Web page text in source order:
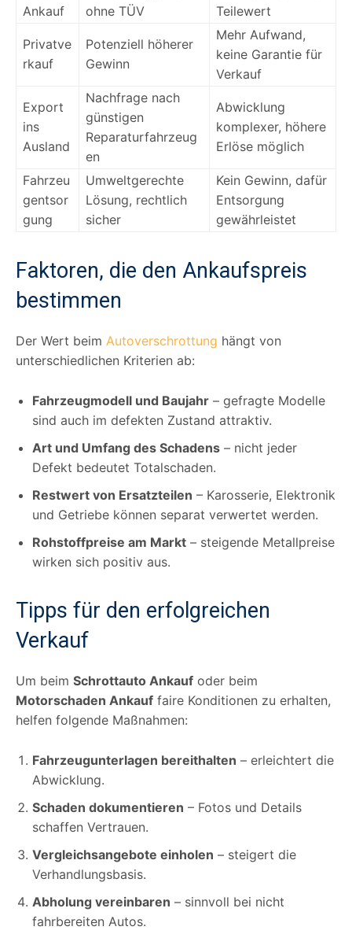
Ankauf
ohne TÜV
Teilewert
Privatve
rkauf
Potenziell höherer
Gewinn
Mehr Aufwand,
keine Garantie für
Verkauf
Export
ins
Ausland
Nachfrage nach
günstigen
Reparaturfahrzeug
en
Abwicklung
komplexer, höhere
Erlöse möglich
Fahrzeu
gentsor
gung
Umweltgerechte
Lösung, rechtlich
sicher
Kein Gewinn, dafür
Entsorgung
gewährleistet
Faktoren, die den Ankaufspreis
bestimmen
Der Wert beim Autoverschrottung hängt von
unterschiedlichen Kriterien ab:
Fahrzeugmodell und Baujahr – gefragte Modelle
sind auch im defekten Zustand attraktiv.
Art und Umfang des Schadens – nicht jeder
Defekt bedeutet Totalschaden.
Restwert von Ersatzteilen – Karosserie, Elektronik
und Getriebe können separat verwertet werden.
Rohstoffpreise am Markt – steigende Metallpreise
wirken sich positiv aus.
Tipps für den erfolgreichen
Verkauf
Um beim Schrottauto Ankauf oder beim
Motorschaden Ankauf faire Konditionen zu erhalten,
helfen folgende Maßnahmen:
Fahrzeugunterlagen bereithalten – erleichtert die
Abwicklung.
Schaden dokumentieren – Fotos und Details
schaffen Vertrauen.
Vergleichsangebote einholen – steigert die
Verhandlungsbasis.
Abholung vereinbaren – sinnvoll bei nicht
fahrbereiten Autos.